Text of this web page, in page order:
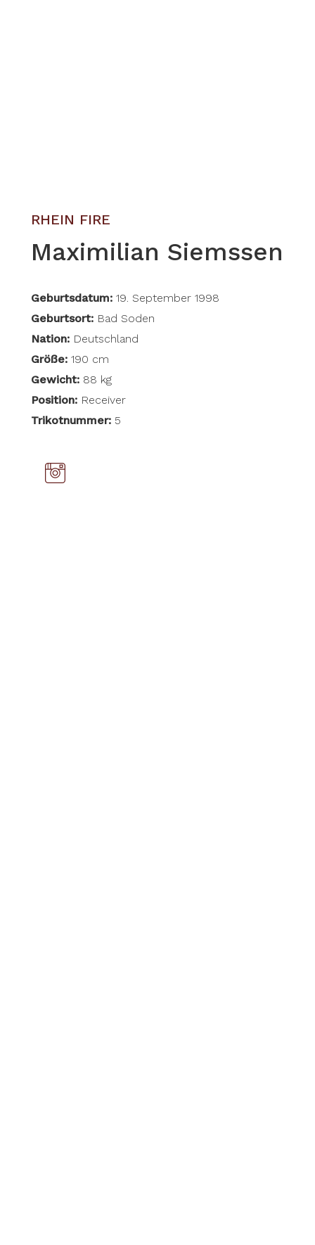
RHEIN FIRE
Maximilian Siemssen
Geburtsdatum: 19. September 1998
Geburtsort: Bad Soden
Nation:Deutschland
Größe:190 cm
Gewicht:88 kg
Position:Receiver
Trikotnummer: 5